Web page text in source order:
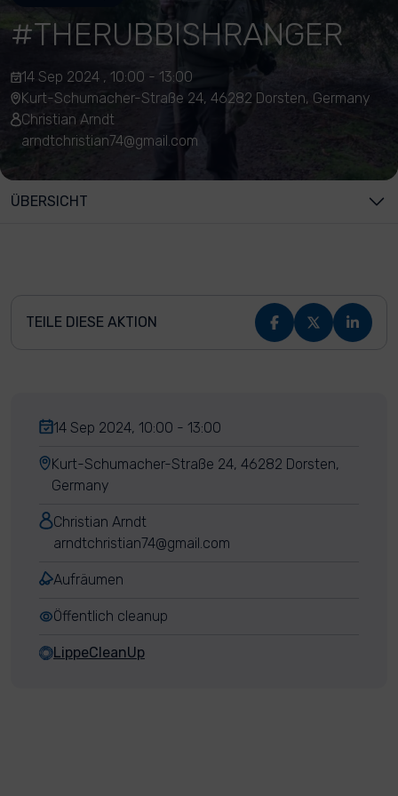
#THERUBBISHRANGER
14 Sep 2024 , 10:00 - 13:00
Kurt-Schumacher-Straße 24, 46282 Dorsten, Germany
Christian Arndt
arndtchristian74@gmail.com
ÜBERSICHT
TEILE DIESE AKTION
14 Sep 2024, 10:00 - 13:00
Kurt-Schumacher-Straße 24, 46282 Dorsten,
Germany
Christian Arndt
arndtchristian74@gmail.com
Aufräumen
Öffentlich cleanup
LippeCleanUp